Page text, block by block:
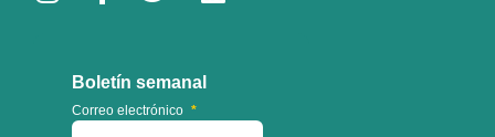
Boletín semanal
Correo electrónico *